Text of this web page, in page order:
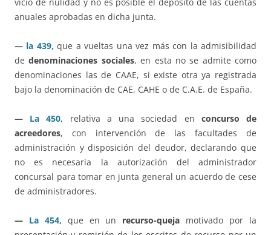
vicio de nulidad y no es posible el depósito de las cuentas
anuales aprobadas en dicha junta.
— la 439, que a vueltas una vez más con la admisibilidad
dedenominaciones sociales, en esta no se admite como
denominaciones las de CAAE, si existe otra ya registrada
bajo la denominación de CAE, CAHE o de C.A.E. de España.
— La 450, relativa a una sociedad en concurso de
acreedores, con intervención de las facultades de
administración y disposición del deudor, declarando que
no es necesaria la autorización del administrador
concursal para tomar en junta general un acuerdo de cese
de administradores.
— La 454, que en un recurso-queja motivado por la